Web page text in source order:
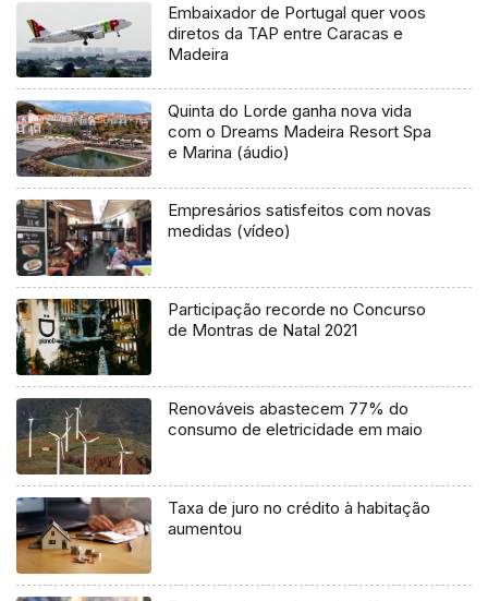
Embaixador de Portugal quer voos
diretos da TAP entre Caracas e
Madeira
Quinta do Lorde ganha nova vida
com o Dreams Madeira Resort Spa
e Marina (áudio)
Empresários satisfeitos com novas
medidas (vídeo)
Participação recorde no Concurso
de Montras de Natal 2021
Renováveis abastecem 77% do
consumo de eletricidade em maio
Taxa de juro no crédito à habitação
aumentou